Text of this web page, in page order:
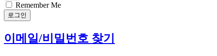
Remember Me
로그인
이메일/비밀번호 찾기